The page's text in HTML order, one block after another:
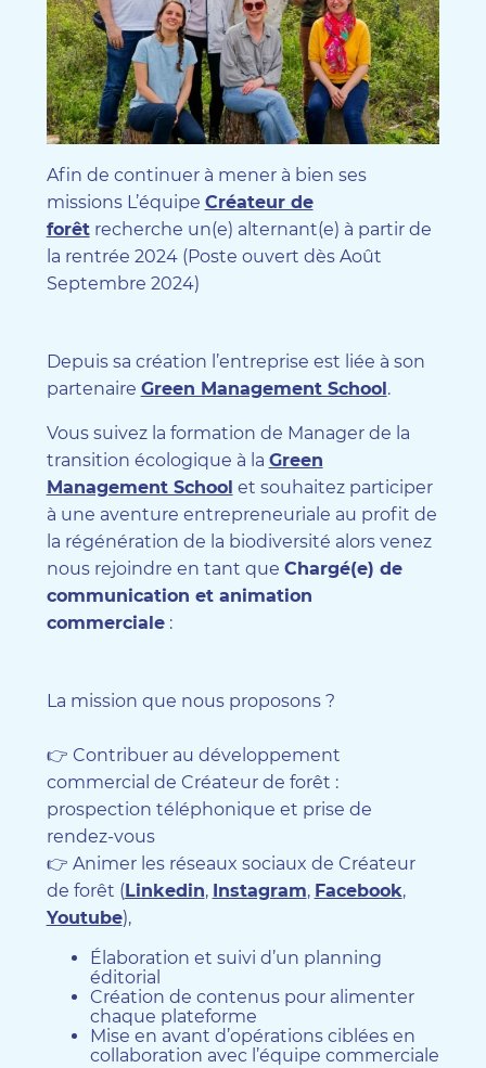
Afin de continuer à mener à bien ses
missions L’équipe Créateur de
forêtrecherche un(e) alternant(e) à partir de
la rentrée 2024 (Poste ouvert dès Août
Septembre 2024)
Depuis sa création l’entreprise est liée à son
partenaire Green Management School .
Vous suivez la formation de Manager de la
transition écologique à la Green
Management School et souhaitez participer
à une aventure entrepreneuriale au profit de
la régénération de la biodiversité alors venez
nous rejoindre en tant que Chargé(e) de
communication et animation
commerciale:
La mission que nous proposons ?
👉 Contribuer au développement
commercial de Créateur de forêt :
prospection téléphonique et prise de
rendez-vous
👉 Animer les réseaux sociaux de Créateur
de forêt ( Linkedin, Instagram, Facebook,
Youtube),
Élaboration et suivi d’un planning
éditorial
Création de contenus pour alimenter
chaque plateforme
Mise en avant d’opérations ciblées en
collaboration avec l’équipe commerciale